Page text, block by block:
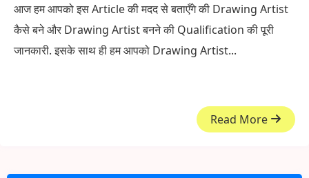
आज हम आपको इस Article की मदद से बताएँगे की Drawing Artist
कैसे बने और Drawing Artist बनने की Qualification की पूरी
जानकारी. इसके साथ ही हम आपको Drawing Artist...
Read More